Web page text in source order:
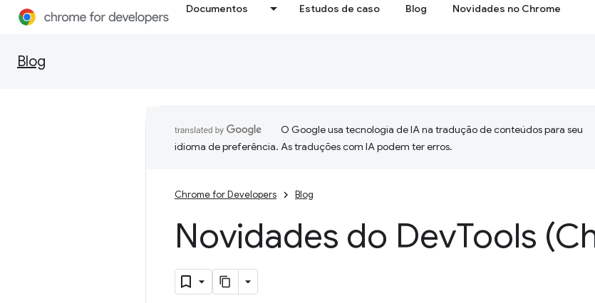
Documentos Estudos de caso Blog Novidades no Chrome
Blog
O Google usa tecnologia de IA na tradução de conteúdos para seu
idioma de preferência. As traduções com IA podem ter erros.
Chrome for Developers Blog
Novidades do DevTools